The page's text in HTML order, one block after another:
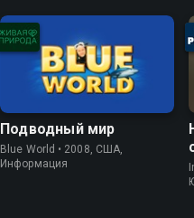
Подводный мир
Blue World • 2008, США,
Информация